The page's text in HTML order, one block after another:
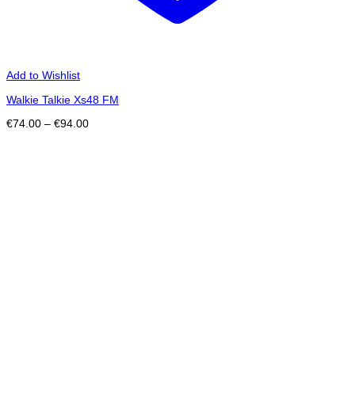
Add to Wishlist
Walkie Talkie Xs48 FM
€74.00 – €94.00Price